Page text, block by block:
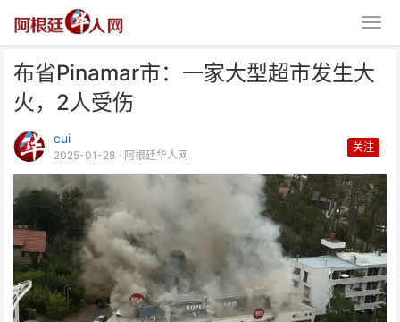
布省Pinamar市：一家大型超市发生大
火，2人受伤
cui
2025-01-28 · 阿根廷华人网
关注
布省Pinamar市：一家大型超市发
生大火，2人受伤